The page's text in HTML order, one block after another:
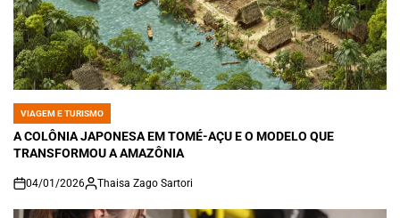
POSTED
IN
VIAGEM E TURISMO
A COLÔNIA JAPONESA EM TOMÉ-AÇU E O MODELO QUE
TRANSFORMOU A AMAZÔNIA
on
04/01/2026 Thaisa Zago Sartori